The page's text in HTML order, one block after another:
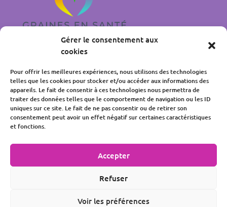
Gérer le consentement aux
cookies
Pour offrir les meilleures expériences, nous utilisons des technologies
telles que les cookies pour stocker et/ou accéder aux informations des
appareils. Le fait de consentir à ces technologies nous permettra de
traiter des données telles que le comportement de navigation ou les ID
uniques sur ce site. Le fait de ne pas consentir ou de retirer son
consentement peut avoir un effet négatif sur certaines caractéristiques
et fonctions.
Accepter
Refuser
Voir les préférences
Mentions légales
Politique de confidentialité
Politique de cookies
Liens utiles
Facebook
LinkedIn